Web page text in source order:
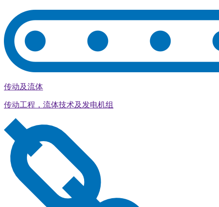
传动及流体
传动工程，流体技术及发电机组